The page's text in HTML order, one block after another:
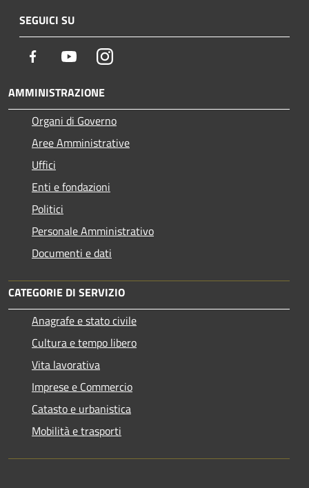
SEGUICI SU
Facebook YoutubeInstagram
AMMINISTRAZIONE
Organi di Governo
Aree Amministrative
Uffici
Enti e fondazioni
Politici
Personale Amministrativo
Documenti e dati
CATEGORIE DI SERVIZIO
Anagrafe e stato civile
Cultura e tempo libero
Vita lavorativa
Imprese e Commercio
Catasto e urbanistica
Mobilità e trasporti